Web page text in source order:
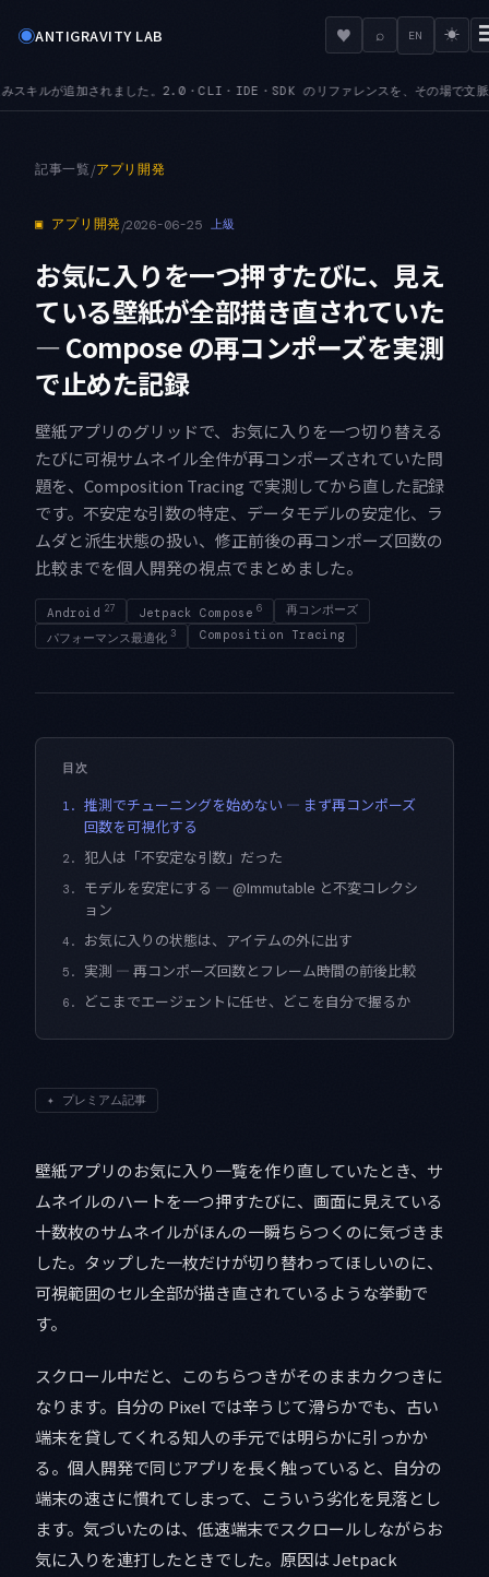
◉ANTIGRAVITY LAB ♥ ⌕ EN ☀
のリファレンスを、その場で文脈込みで引けます● MCPURL —
記事一覧/アプリ開発
▣ アプリ開発/2026-06-25 上級
お気に入りを一つ押すたびに、見え
ている壁紙が全部描き直されていた
— Compose の再コンポーズを実測
で止めた記録
壁紙アプリのグリッドで、お気に入りを一つ切り替える
たびに可視サムネイル全件が再コンポーズされていた問
題を、Composition Tracing で実測してから直した記録
です。不安定な引数の特定、データモデルの安定化、ラ
ムダと派生状態の扱い、修正前後の再コンポーズ回数の
比較までを個人開発の視点でまとめました。
Android 27 Jetpack Compose 6
再コンポーズ
パフォーマンス最適化 3 Composition Tracing
目次
1.
推測でチューニングを始めない — まず再コンポーズ
回数を可視化する
2. 犯人は「不安定な引数」だった
3.
モデルを安定にする — @Immutable と不変コレクシ
ョン
4. お気に入りの状態は、アイテムの外に出す
5. 実測 — 再コンポーズ回数とフレーム時間の前後比較
6. どこまでエージェントに任せ、どこを自分で握るか
✦ プレミアム記事
壁紙アプリのお気に入り一覧を作り直していたとき、サ
ムネイルのハートを一つ押すたびに、画面に見えている
十数枚のサムネイルがほんの一瞬ちらつくのに気づきま
した。タップした一枚だけが切り替わってほしいのに、
可視範囲のセル全部が描き直されているような挙動で
す。
スクロール中だと、このちらつきがそのままカクつきに
なります。自分の Pixel では辛うじて滑らかでも、古い
端末を貸してくれる知人の手元では明らかに引っかか
る。個人開発で同じアプリを長く触っていると、自分の
端末の速さに慣れてしまって、こういう劣化を見落とし
ます。気づいたのは、低速端末でスクロールしながらお
気に入りを連打したときでした。原因は Jetpack